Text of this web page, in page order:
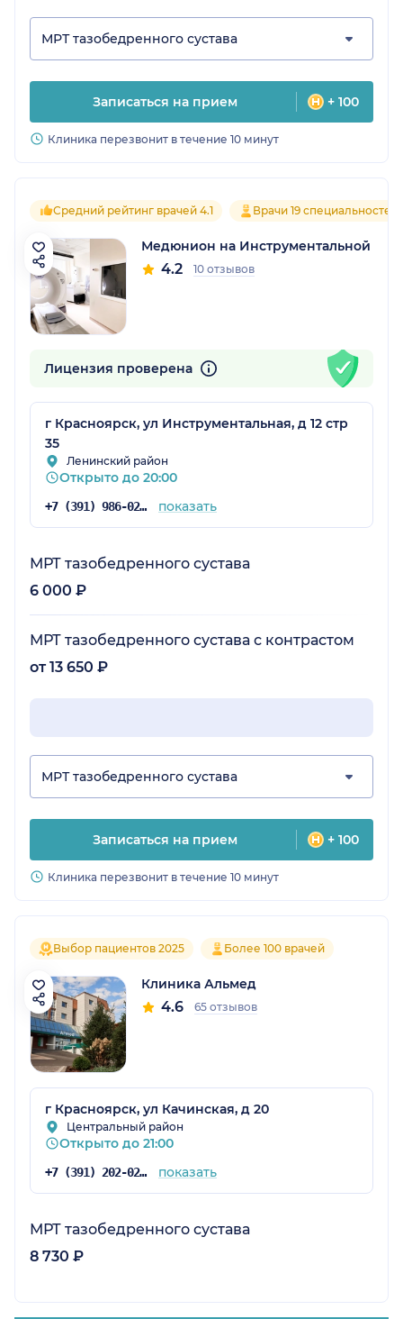
МРТ тазобедренного сустава
Записаться на прием + 100
Клиника перезвонит в течение 10 минут
Средний рейтинг врачей 4.1 Врачи 19 специальностей
Медюнион на Инструментальной
4.2 10 отзывов
Лицензия проверена
г Красноярск, ул Инструментальная, д 12 стр
35
Ленинский район
Открыто до 20:00
+7 (391) 986-02-13 показать
МРТ тазобедренного сустава
6 000 ₽
МРТ тазобедренного сустава с контрастом
от 13 650 ₽
МРТ тазобедренного сустава
Записаться на прием + 100
Клиника перезвонит в течение 10 минут
Выбор пациентов 2025 Более 100 врачей
Клиника Альмед
4.6 65 отзывов
г Красноярск, ул Качинская, д 20
Центральный район
Открыто до 21:00
+7 (391) 202-02-02 показать
МРТ тазобедренного сустава
8 730 ₽